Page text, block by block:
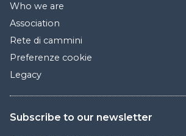
Who we are
Association
Rete di cammini
Preferenze cookie
Legacy
Subscribe to our newsletter